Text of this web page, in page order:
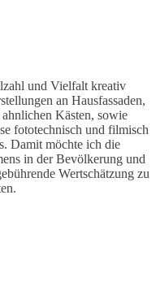
und Vielfalt kreativ
an Hausfassaden,
Kästen, sowie
fototechnisch und filmisch
Damit möchte ich die
in der Bevölkerung und
Wertschätzung zu